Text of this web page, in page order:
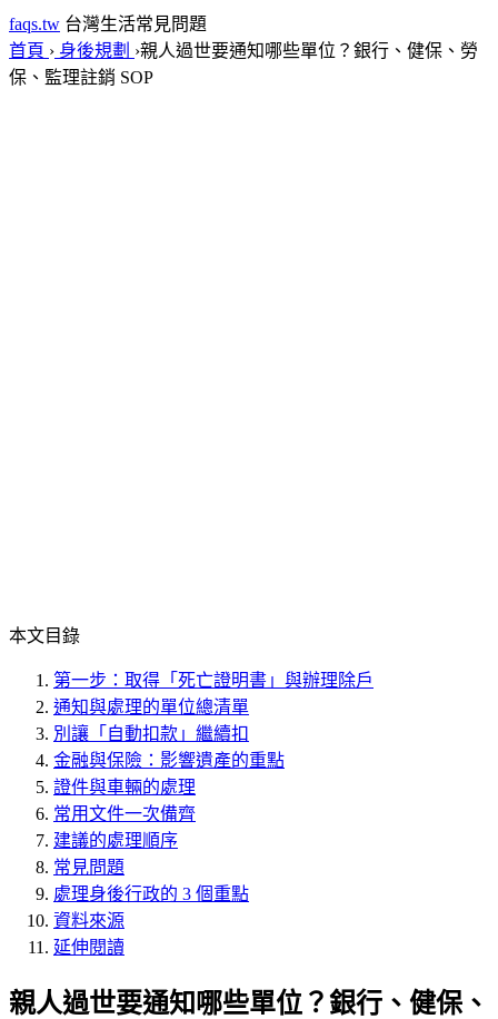
faqs.tw 台灣生活常見問題
首頁 › 身後規劃 ›親人過世要通知哪些單位？銀行、健保、勞
保、監理註銷 SOP
本文目錄
第一步：取得「死亡證明書」與辦理除戶
通知與處理的單位總清單
別讓「自動扣款」繼續扣
金融與保險：影響遺產的重點
證件與車輛的處理
常用文件一次備齊
建議的處理順序
常見問題
處理身後行政的 3 個重點
資料來源
延伸閱讀
親人過世要通知哪些單位？銀行、健保、